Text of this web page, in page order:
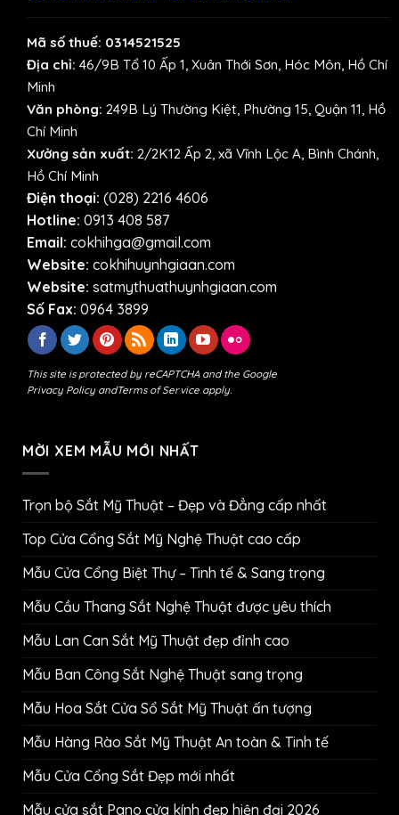
Mã số thuế: 0314521525
Địa chỉ: 46/9B Tổ 10 Ấp 1, Xuân Thới Sơn, Hóc Môn, Hồ Chí
Minh
Văn phòng: 249B Lý Thường Kiệt, Phường 15, Quận 11, Hồ
Chí Minh
Xưởng sản xuất: 2/2K12 Ấp 2, xã Vĩnh Lộc A, Bình Chánh,
Hồ Chí Minh
Điện thoại: (028) 2216 4606
Hotline: 0913 408 587
Email: cokhihga@gmail.com
Website: cokhihuynhgiaan.com
Website: satmythuathuynhgiaan.com
Số Fax: 0964 3899
This site is protected by reCAPTCHA and the Google
Privacy PolicyandTerms of Serviceapply.
MỜI XEM MẪU MỚI NHẤT
Trọn bộ Sắt Mỹ Thuật – Đẹp và Đẳng cấp nhất
Top Cửa Cổng Sắt Mỹ Nghệ Thuật cao cấp
Mẫu Cửa Cổng Biệt Thự – Tinh tế & Sang trọng
Mẫu Cầu Thang Sắt Nghệ Thuật được yêu thích
Mẫu Lan Can Sắt Mỹ Thuật đẹp đỉnh cao
Mẫu Ban Công Sắt Nghệ Thuật sang trọng
Mẫu Hoa Sắt Cửa Sổ Sắt Mỹ Thuật ấn tượng
Mẫu Hàng Rào Sắt Mỹ Thuật An toàn & Tinh tế
Mẫu Cửa Cổng Sắt Đẹp mới nhất
Mẫu cửa sắt Pano cửa kính đẹp hiện đại 2026